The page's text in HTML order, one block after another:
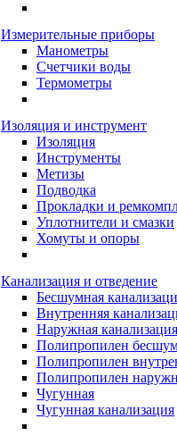
Измерительные приборы
Манометры
Счетчики воды
Термометры
Изоляция и инструмент
Изоляция
Инструменты
Метизы
Подводка
Прокладки и
Уплотнители и смазки
Хомуты и опоры
Канализация и отведение
Бесшумная
Внутренняя
Наружная канализация
Полипропилен
Полипропилен
Полипропилен
Чугунная
Чугунная канализация